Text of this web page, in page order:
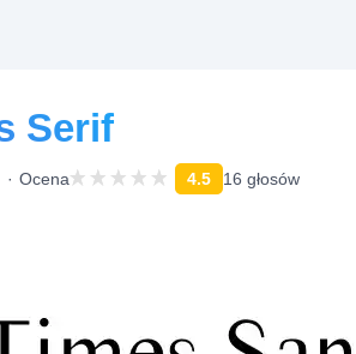
Serif
Ocena 4.5 16 głosów